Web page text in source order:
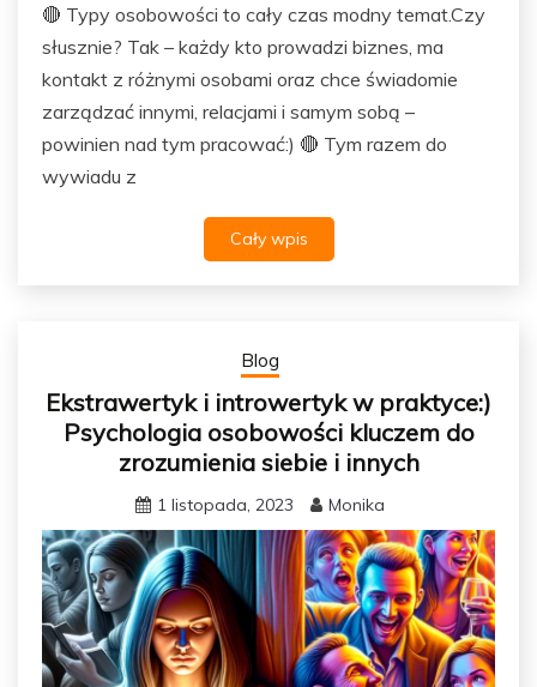
🔴 Typy osobowości to cały czas modny temat.Czy
słusznie? Tak – każdy kto prowadzi biznes, ma
kontakt z różnymi osobami oraz chce świadomie
zarządzać innymi, relacjami i samym sobą –
powinien nad tym pracować:) 🔴 Tym razem do
wywiadu z
Cały wpis
Blog
Ekstrawertyk i introwertyk w praktyce:)
Psychologia osobowości kluczem do
zrozumienia siebie i innych
1 listopada, 2023 Monika